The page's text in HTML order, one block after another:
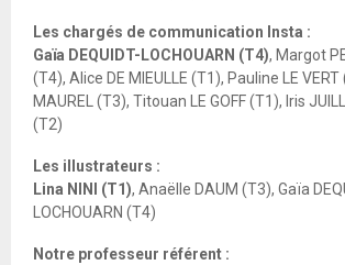
Les chargés de communication Insta :
Gaïa DEQUIDT-LOCHOUARN (T4), Margot
(T4), Alice DE MIEULLE (T1), Pauline LE
MAUREL (T3), Titouan LE GOFF (T1), Iris
(T2)
Les illustrateurs :
Lina NINI (T1), Anaëlle DAUM (T3), Gaïa
LOCHOUARN (T4)
Notre professeur référent :